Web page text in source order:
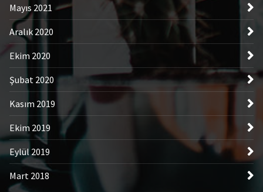
Mayıs 2021
Aralık 2020
Ekim 2020
Şubat 2020
Kasım 2019
Ekim 2019
Eylül 2019
Mart 2018